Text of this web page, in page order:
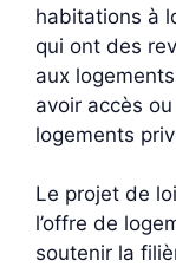
habitations à
qui ont des
aux
avoir accès
logements
Le projet de
l’offre de
soutenir la